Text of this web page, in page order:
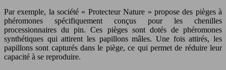
Par exemple, la société « Protecteur Nature » propose des pièges à
phéromones spécifiquement conçus pour les chenilles
processionnaires du pin. Ces pièges sont dotés de phéromones
synthétiques qui attirent les papillons mâles. Une fois attirés, les
papillons sont capturés dans le piège, ce qui permet de réduire leur
capacité à se reproduire.